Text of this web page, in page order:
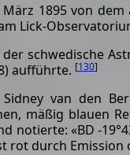
1895 von
Lick-
schwedische
aufführte. [130]
van den
mäßig blauen
notierte: «BD -
rot durch